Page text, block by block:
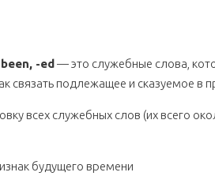
-ed— это служебные слова,
связать подлежащее и сказуемое в
всех служебных слов (их всего
будущего времени